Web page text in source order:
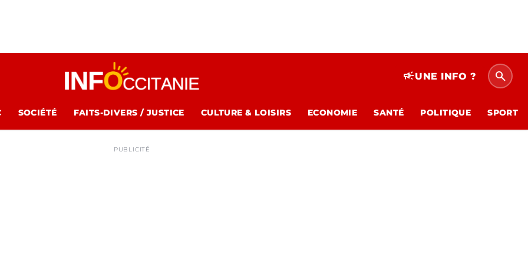
campaignUNE INFO ? search
SOCIÉTÉ FAITS-DIVERS / JUSTICE CULTURE & LOISIRS ECONOMIE SANTÉ POLITIQUE SPORT
PUBLICITÉ